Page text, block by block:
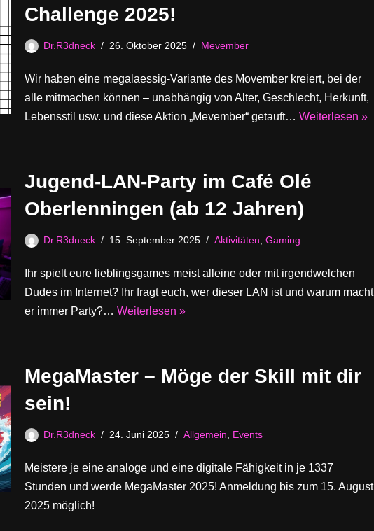
Challenge 2025!
Dr.R3dneck 26. Oktober 2025 Mevember
Wir haben eine megalaessig-Variante des Movember kreiert, bei der
alle mitmachen können – unabhängig von Alter, Geschlecht, Herkunft,
Lebensstil usw. und diese Aktion „Mevember“ getauft… Weiterlesen »
Jugend-LAN-Party im Café Olé
Oberlenningen (ab 12 Jahren)
Dr.R3dneck 15. September 2025 Aktivitäten Gaming
Ihr spielt eure lieblingsgames meist alleine oder mit irgendwelchen
Dudes im Internet? Ihr fragt euch, wer dieser LAN ist und warum macht
er immer Party?… Weiterlesen »
MegaMaster – Möge der Skill mit dir
sein!
Dr.R3dneck 24. Juni 2025 Allgemein Events
Meistere je eine analoge und eine digitale Fähigkeit in je 1337
Stunden und werde MegaMaster 2025! Anmeldung bis zum 15. August
2025 möglich!